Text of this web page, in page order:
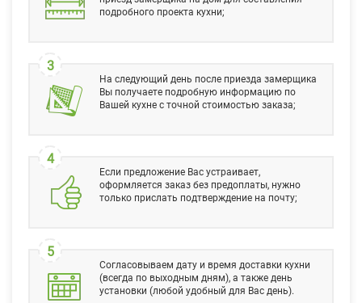
подробного проекта кухни;
3
На следующий день после приезда замерщика
Вы получаете подробную информацию по
Вашей кухне с точной стоимостью заказа;
4
Если предложение Вас устраивает,
оформляется заказ без предоплаты, нужно
только прислать подтверждение на почту;
5
Согласовываем дату и время доставки кухни
(всегда по выходным дням), а также день
установки (любой удобный для Вас день).